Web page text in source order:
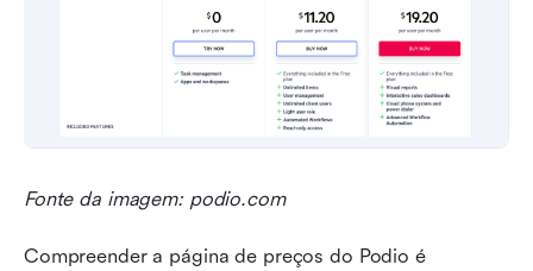
Fonte da imagem: podio.com
Compreender a página de preços do Podio é